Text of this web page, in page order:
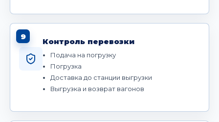
9
Контроль перевозки
Подача на погрузку
Погрузка
Доставка до станции выгрузки
Выгрузка и возврат вагонов